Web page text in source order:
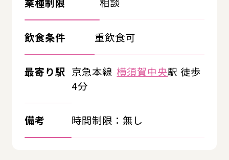
飲食条件 重飲食可
最寄り駅 京急本線 横須賀中央駅 徒歩
4分
備考 時間制限：無し